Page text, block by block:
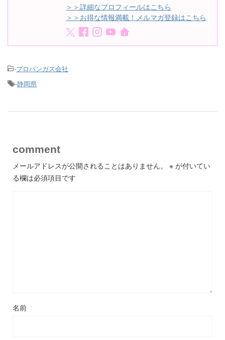
＞＞詳細なプロフィールはこちら
＞＞お得な情報満載！メルマガ登録はこちら
-プロパンガス会社
-静岡県
comment
メールアドレスが公開されることはありません。 ※ が付いてい
る欄は必須項目です
名前